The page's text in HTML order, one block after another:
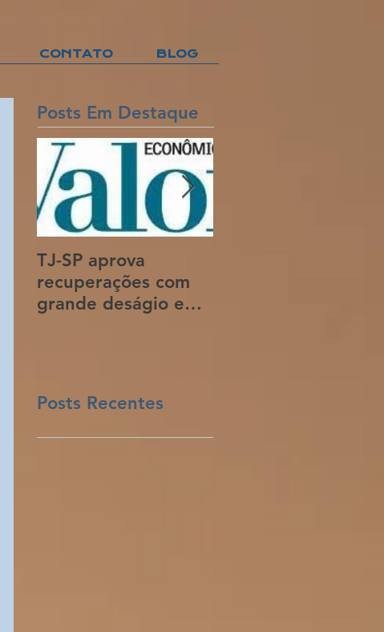
CONTATO BLOG
Posts Em Destaque
TJ-SP aprova
recuperações com
grande deságio e
Posts Recentes